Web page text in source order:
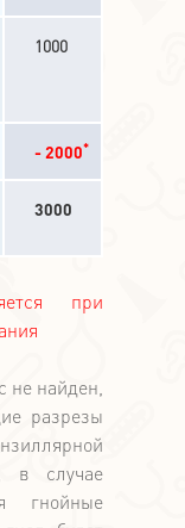
1000
- 2000*
3000
при
не найден,
разрезы
в случае
гнойные